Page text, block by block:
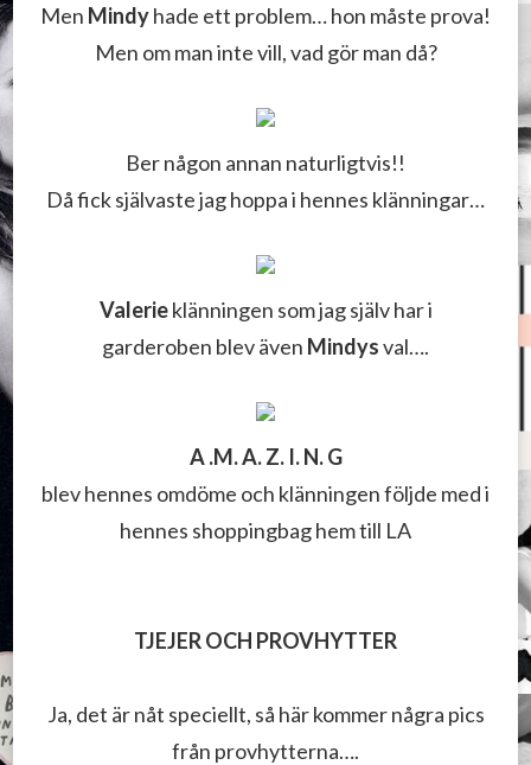
Men Mindyhade ett problem… hon måste prova!
Men om man inte vill, vad gör man då?
Ber någon annan naturligtvis!!
Då fick självaste jag hoppa i hennes klänningar…
Valerieklänningen som jag själv har i
garderoben blev även Mindysval….
A .M. A. Z. I. N. G
blev hennes omdöme och klänningen följde med i
hennes shoppingbag hem till LA
TJEJER OCH PROVHYTTER
Ja, det är nåt speciellt, så här kommer några pics
från provhytterna….